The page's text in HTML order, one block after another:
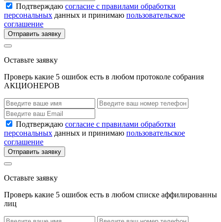
Подтверждаю согласие с правилами обработки
персональных данных и принимаю пользовательское
соглашение
Отправить заявку
Оставьте заявку
Проверь какие 5 ошибок есть в любом протоколе собрания
АКЦИОНЕРОВ
Подтверждаю согласие с правилами обработки
персональных данных и принимаю пользовательское
соглашение
Отправить заявку
Оставьте заявку
Проверь какие 5 ошибок есть в любом списке аффилированны
лиц